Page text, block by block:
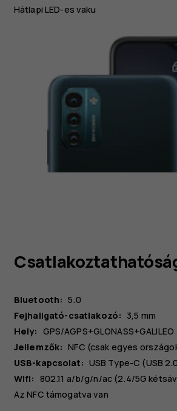
Hátlapi LED-es vaku
Bluetooth: 5.0
Fejhallgató-csatlakozó: 3,5 mm
Hely: GPS/AGPS+GLONASS+GALILEO
Jellemzők: NFC (csak egyes
USB-kapcsolat: USB Type-C (USB
Wifi: 802.11 a/b/g/n/ac (2.4/5G
Az NFC támogatva van